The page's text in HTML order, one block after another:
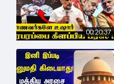
00:20:37